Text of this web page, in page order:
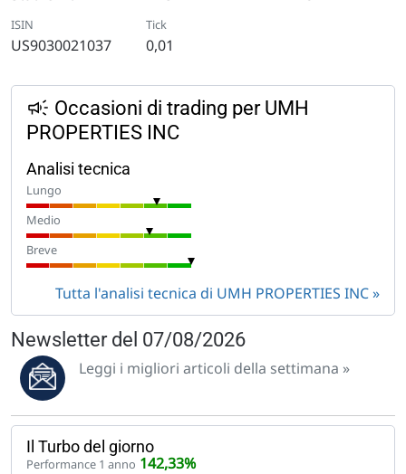
ISIN
US9030021037
Tick
0,01
Occasioni di trading per UMH
PROPERTIES INC
Analisi tecnica
Lungo
Medio
Breve
Tutta l'analisi tecnica di UMH PROPERTIES INC
Newsletter del 07/08/2026
Leggi i migliori articoli della settimana »
Il Turbo del giorno
Performance 1 anno 142,33%